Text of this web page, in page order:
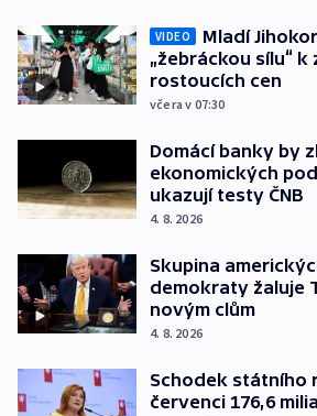
VIDEO
Mladí
„žebráckou sílu“
rostoucích cen
včera v 07:30
Domácí banky by
ekonomických
ukazují testy ČNB
4. 8. 2026
Skupina
demokraty žaluje
novým clům
4. 8. 2026
Schodek státního
červenci 176,6